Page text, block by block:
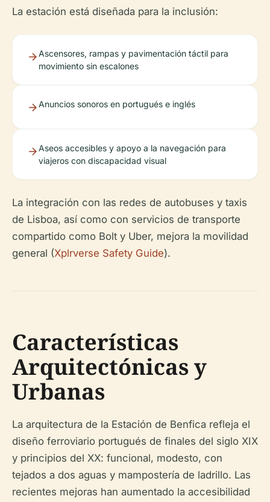
La estación está diseñada para la inclusión:
Ascensores, rampas y pavimentación táctil para
movimiento sin escalones
Anuncios sonoros en portugués e inglés
Aseos accesibles y apoyo a la navegación para
viajeros con discapacidad visual
La integración con las redes de autobuses y taxis
de Lisboa, así como con servicios de transporte
compartido como Bolt y Uber, mejora la movilidad
general (Xplrverse Safety Guide).
Características
Arquitectónicas y
Urbanas
La arquitectura de la Estación de Benfica refleja el
diseño ferroviario portugués de finales del siglo XIX
y principios del XX: funcional, modesto, con
tejados a dos aguas y mampostería de ladrillo. Las
recientes mejoras han aumentado la accesibilidad